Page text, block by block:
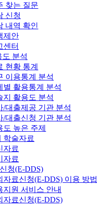
찾는 질문
신청
내역 확인
제안
센터
도 분석
현황 통계
이용통계 분석
별 활용통계 분석
지 활용도 분석
/대출제공 기관 분석
/대출신청 기관 분석
도 높은 주제
학술자료
자료
자료
청(E-DDS)
자료신청(E-DDS) 이용 방법
지원 서비스 안내
자료신청(E-DDS)